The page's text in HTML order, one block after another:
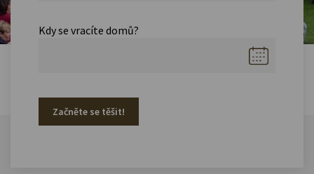
Kdy se vracíte domů?
Začněte se těšit!